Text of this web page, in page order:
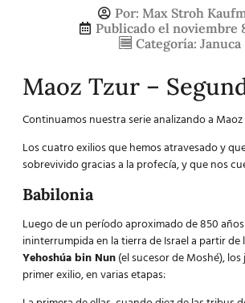
Por: Max Stroh
Publicado el noviembre
Categoría: Januca
Maoz Tzur –
Continuamosnuestra serieanalizando a
Los cuatro exilios que hemos atravesado y
sobrevivido gracias a la profecía, y que nos
Babilonia
Luego de un período aproximado de 850
ininterrumpida en la tierra de Israel a partir
Yehoshúa bin Nun(el sucesor de Moshé),
primer exilio, en varias etapas: